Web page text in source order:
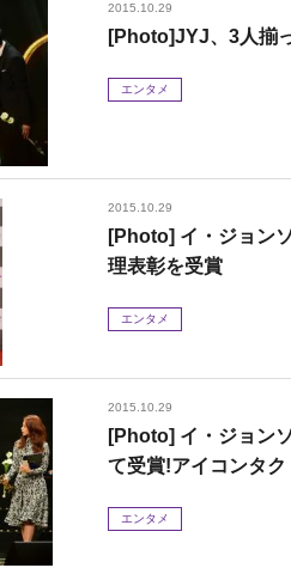
2015.10.29
[Photo]JYJ、3人揃
エンタメ
2015.10.29
[Photo] イ・ジョン
理表彰を受賞
エンタメ
2015.10.29
[Photo] イ・ジョン
て受賞!アイコンタ
エンタメ